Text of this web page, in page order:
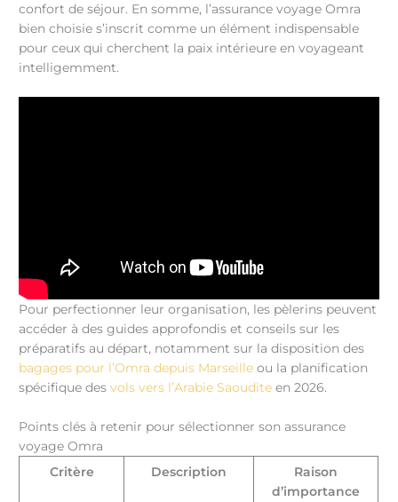
confort de séjour. En somme, l’assurance voyage Omra
bien choisie s’inscrit comme un élément indispensable
pour ceux qui cherchent la paix intérieure en voyageant
intelligemment.
Pour perfectionner leur organisation, les pèlerins peuvent
accéder à des guides approfondis et conseils sur les
préparatifs au départ, notamment sur la disposition des
bagages pour l’Omra depuis Marseille ou la planification
spécifique desvols vers l’Arabie Saoudite en 2026.
Points clés à retenir pour sélectionner son assurance
voyage Omra
Critère
Description
Raison
d’importance